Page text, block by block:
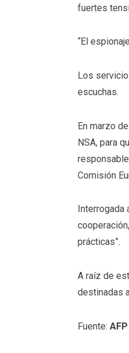
fuertes
“El
Los
escuchas.
En marzo
NSA, para
Comisión
prácticas”.
A raíz de
destinadas
Fuente: AFP